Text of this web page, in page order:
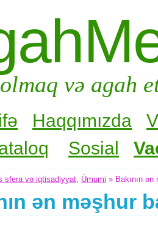
və agah
Haqqımızda
Sosial
sfera və iqtisadiyyat Ümumi » Bakının ən
ən məşhur